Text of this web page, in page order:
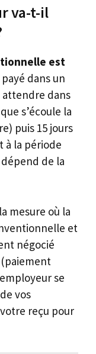
va-t-il
est
dans un
attendre dans
s’écoule la
puis 15 jours
à la période
de la
mesure où la
et
négocié
se
vos
reçu pour